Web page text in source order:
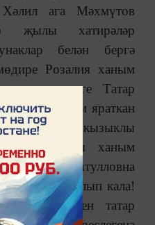
ага Мәхмүтов
җылы хатирәләр
белән бергә
Розалия ханым
исемендәге Татар
театры һәм яраткан
биргән кызыклы
Розалия ханым
Һидиятулловна
да, гади булып кала!
ә бөтен татар